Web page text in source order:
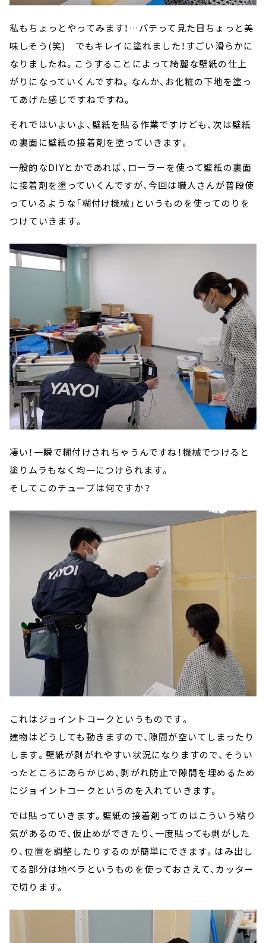
私もちょっとやってみます！…パテって見た目ちょっと美
味しそう(笑) でもキレイに塗れました！すごい滑らかに
なりましたね。こうすることによって綺麗な壁紙の仕上
がりになっていくんですね。なんか、お化粧の下地を塗っ
てあげた感じですねですね。
それではいよいよ、壁紙を貼る作業ですけども、次は壁紙
の裏面に壁紙の接着剤を塗っていきます。
一般的なDIYとかであれば、ローラーを使って壁紙の裏面
に接着剤を塗っていくんですが、今回は職人さんが普段使
っているような「糊付け機械」というものを使ってのりを
つけていきます。
凄い！一瞬で糊付けされちゃうんですね！機械でつけると
塗りムラもなく均一につけられます。
そしてこのチューブは何ですか？
これはジョイントコークというものです。
建物はどうしても動きますので、隙間が空いてしまったり
します。壁紙が剥がれやすい状況になりますので、そうい
ったところにあらかじめ、剥がれ防止で隙間を埋めるため
にジョイントコークというのを入れていきます。
では貼っていきます。壁紙の接着剤ってのはこういう粘り
気があるので、仮止めができたり、一度貼っても剥がした
り、位置を調整したりするのが簡単にできます。はみ出し
てる部分は地ベラというものを使っておさえて、カッター
で切ります。